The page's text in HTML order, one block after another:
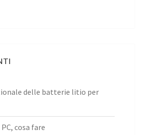
delle batterie litio per
cosa fare